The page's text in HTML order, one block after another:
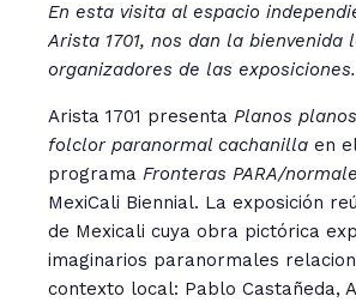
En esta visita al espacio
Arista 1701, nos dan la bienvenida
organizadores de las exposiciones.
Arista 1701 presenta Planos
folclor paranormal cachanilla en
programa Fronteras PARA/
MexiCali Biennial. La exposición
de Mexicali cuya obra pictórica
imaginarios paranormales
contexto local: Pablo Castañeda,